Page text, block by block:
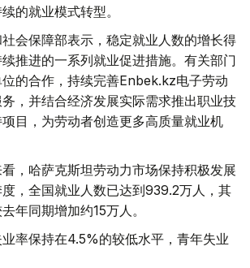
的就业模式转型。
会保障部表示，稳定就业人数的增长得
推进的一系列就业促进措施。有关部门
的合作，持续完善Enbek.kz电子劳动
，并结合经济发展实际需求推出职业技
目，为劳动者创造更多高质量就业机
，哈萨克斯坦劳动力市场保持积极发展
，全国就业人数已达到939.2万人，其
年同期增加约15万人。
率保持在4.5%的较低水平，青年失业